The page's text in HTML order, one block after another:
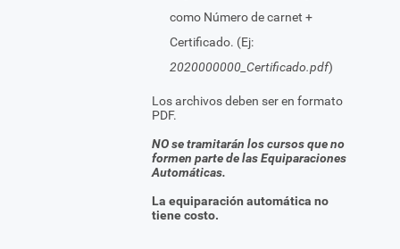
como Número de carnet +
Certificado. (Ej:
2020000000_Certificado.pdf)
Los archivos deben ser en formato
PDF.
NO se tramitarán los cursos que no
formen parte de las Equiparaciones
Automáticas.
La equiparación automática no
tiene costo.